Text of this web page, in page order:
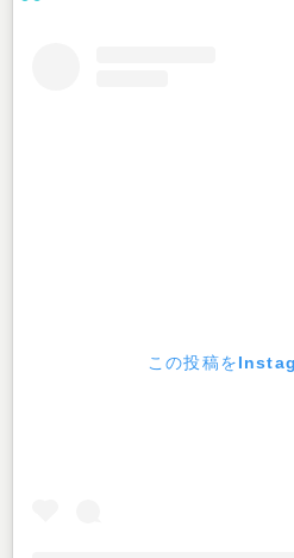
この投稿を